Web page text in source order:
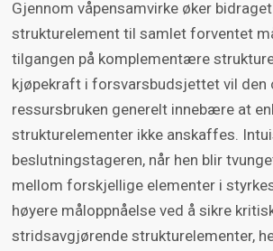
Gjennom våpensamvirke øker
strukturelement til samlet forventet
tilgangen på komplementære
kjøpekraft i forsvarsbudsjettet vil den
ressursbruken generelt innebære at
strukturelementer ikke anskaffes.
beslutningstageren, når hen blir
mellom forskjellige elementer i
høyere måloppnåelse ved å sikre
stridsavgjørende strukturelementer,